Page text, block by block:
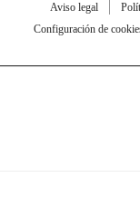
Aviso legal
Configuración de